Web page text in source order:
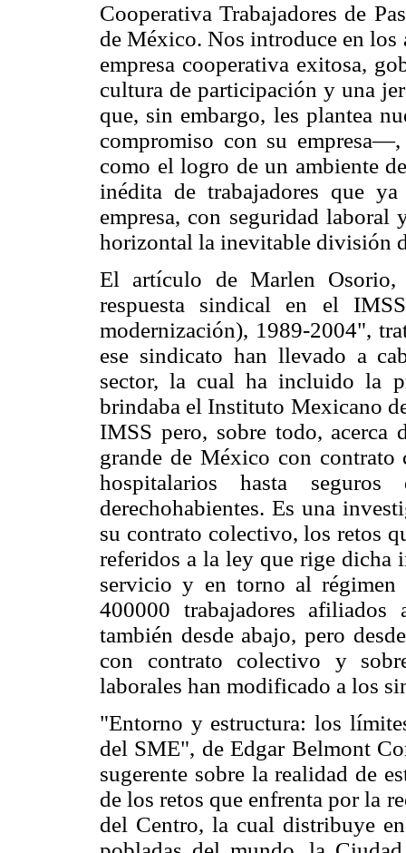
Cooperativa Trabajadores de
de México. Nos introduce en los
empresa cooperativa exitosa,
cultura de participación y una
que, sin embargo, les plantea
compromiso con su
como el logro de un ambiente
inédita de trabajadores que
empresa, con seguridad laboral
horizontal la inevitable división
El artículo de Marlen Osorio,
respuesta sindical en el
modernización), 1989-2004",
ese sindicato han llevado a
sector, la cual ha incluido la
brindaba el Instituto Mexicano
IMSS pero, sobre todo, acerca
grande de México con
hospitalarios hasta
derechohabientes. Es una
su contrato colectivo, los retos
referidos a la ley que rige dicha
servicio y en torno al régimen
400000 trabajadores
también desde abajo, pero
con contrato colectivo y
laborales han modificado a los
"Entorno y estructura: los
del SME", de Edgar Belmont
sugerente sobre la realidad de
de los retos que enfrenta por la
del Centro, la cual distribuye